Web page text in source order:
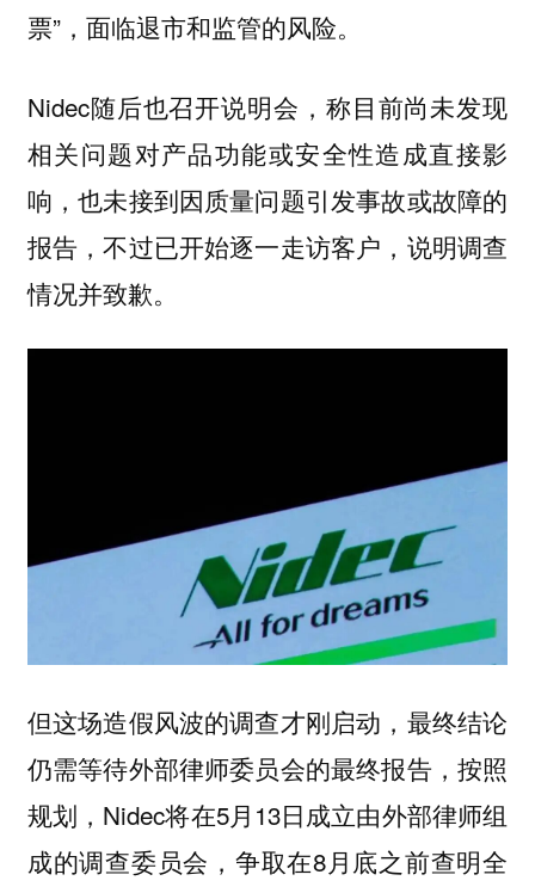
票”，面临退市和监管的风险。
Nidec随后也召开说明会，称目前尚未发现
相关问题对产品功能或安全性造成直接影
响，也未接到因质量问题引发事故或故障的
报告，不过已开始逐一走访客户，说明调查
情况并致歉。
但这场造假风波的调查才刚启动，最终结论
仍需等待外部律师委员会的最终报告，按照
规划，Nidec将在5月13日成立由外部律师组
成的调查委员会，争取在8月底之前查明全